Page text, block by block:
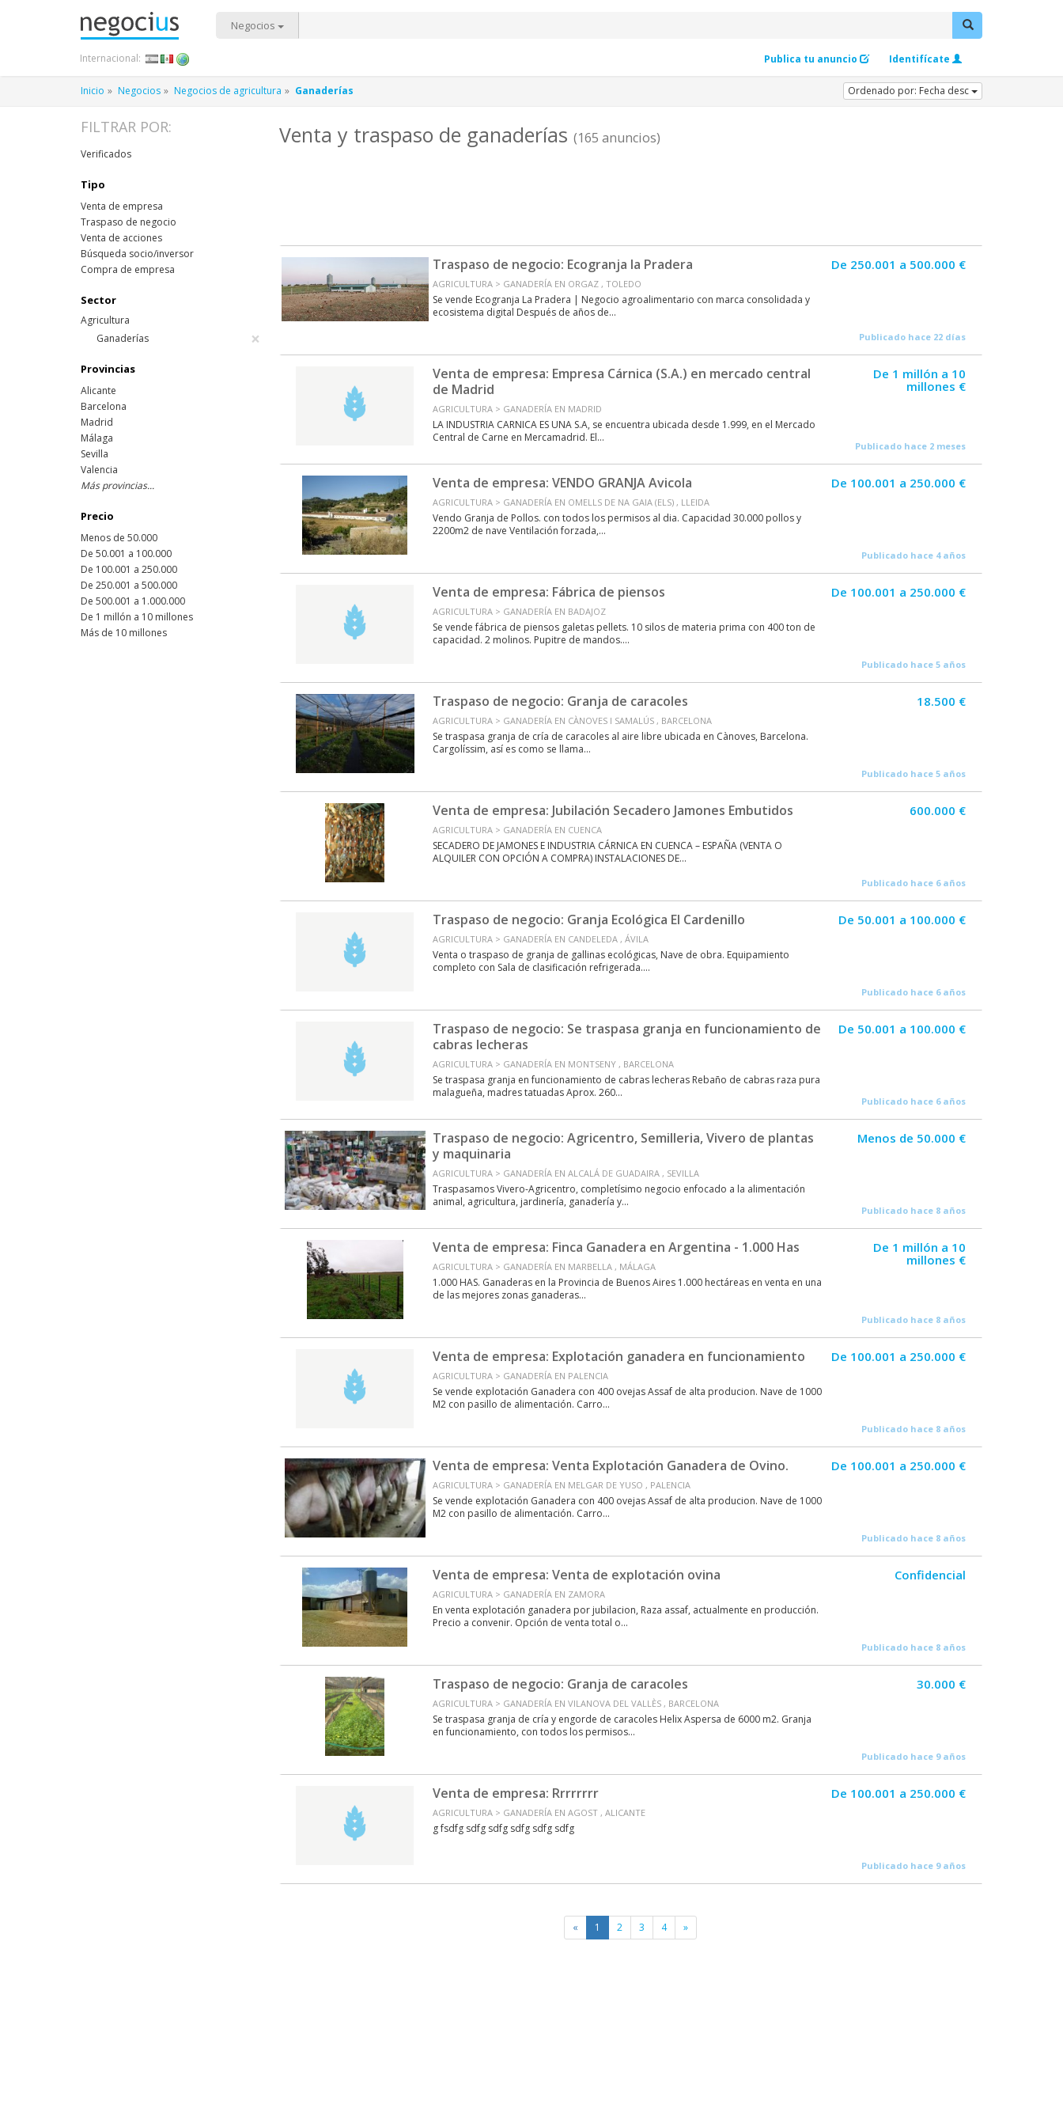
Negocios
Publica tu anuncio Identifícate
Internacional:
Inicio Negocios Negocios de agricultura Ganaderías Ordenado por: Fecha desc
Venta y traspaso de ganaderías (165 anuncios)
Traspaso de negocio: Ecogranja la Pradera
AGRICULTURA > GANADERÍA EN ORGAZ , TOLEDO
Se vende Ecogranja La Pradera | Negocio agroalimentario con marca consolidada y
ecosistema digital Después de años de...
De 250.001 a 500.000 €
Publicado hace 22 días
Venta de empresa: Empresa Cárnica (S.A.) en mercado central
de Madrid
AGRICULTURA > GANADERÍA EN MADRID
LA INDUSTRIA CARNICA ES UNA S.A, se encuentra ubicada desde 1.999, en el Mercado
Central de Carne en Mercamadrid. El...
De 1 millón a 10
millones €
Publicado hace 2 meses
Venta de empresa: VENDO GRANJA Avicola
AGRICULTURA > GANADERÍA EN OMELLS DE NA GAIA (ELS) , LLEIDA
Vendo Granja de Pollos. con todos los permisos al dia. Capacidad 30.000 pollos y
2200m2 de nave Ventilación forzada,...
De 100.001 a 250.000 €
Publicado hace 4 años
Venta de empresa: Fábrica de piensos
AGRICULTURA > GANADERÍA EN BADAJOZ
Se vende fábrica de piensos galetas pellets. 10 silos de materia prima con 400 ton de
capacidad. 2 molinos. Pupitre de mandos....
De 100.001 a 250.000 €
Publicado hace 5 años
Traspaso de negocio: Granja de caracoles
AGRICULTURA > GANADERÍA EN CÀNOVES I SAMALÚS , BARCELONA
Se traspasa granja de cría de caracoles al aire libre ubicada en Cànoves, Barcelona.
Cargolíssim, así es como se llama...
18.500 €
Publicado hace 5 años
Venta de empresa: Jubilación Secadero Jamones Embutidos
AGRICULTURA > GANADERÍA EN CUENCA
SECADERO DE JAMONES E INDUSTRIA CÁRNICA EN CUENCA – ESPAÑA (VENTA O
ALQUILER CON OPCIÓN A COMPRA) INSTALACIONES DE...
600.000 €
Publicado hace 6 años
Traspaso de negocio: Granja Ecológica El Cardenillo
AGRICULTURA > GANADERÍA EN CANDELEDA , ÁVILA
Venta o traspaso de granja de gallinas ecológicas, Nave de obra. Equipamiento
completo con Sala de clasificación refrigerada....
De 50.001 a 100.000 €
Publicado hace 6 años
Traspaso de negocio: Se traspasa granja en funcionamiento de
cabras lecheras
AGRICULTURA > GANADERÍA EN MONTSENY , BARCELONA
Se traspasa granja en funcionamiento de cabras lecheras Rebaño de cabras raza pura
malagueña, madres tatuadas Aprox. 260...
De 50.001 a 100.000 €
Publicado hace 6 años
Traspaso de negocio: Agricentro, Semilleria, Vivero de plantas
y maquinaria
AGRICULTURA > GANADERÍA EN ALCALÁ DE GUADAIRA , SEVILLA
Traspasamos Vivero-Agricentro, completísimo negocio enfocado a la alimentación
animal, agricultura, jardinería, ganadería y...
Menos de 50.000 €
Publicado hace 8 años
Venta de empresa: Finca Ganadera en Argentina - 1.000 Has
AGRICULTURA > GANADERÍA EN MARBELLA , MÁLAGA
1.000 HAS. Ganaderas en la Provincia de Buenos Aires 1.000 hectáreas en venta en una
de las mejores zonas ganaderas...
De 1 millón a 10
millones €
Publicado hace 8 años
Venta de empresa: Explotación ganadera en funcionamiento
AGRICULTURA > GANADERÍA EN PALENCIA
Se vende explotación Ganadera con 400 ovejas Assaf de alta producion. Nave de 1000
M2 con pasillo de alimentación. Carro...
De 100.001 a 250.000 €
Publicado hace 8 años
Venta de empresa: Venta Explotación Ganadera de Ovino.
AGRICULTURA > GANADERÍA EN MELGAR DE YUSO , PALENCIA
Se vende explotación Ganadera con 400 ovejas Assaf de alta producion. Nave de 1000
M2 con pasillo de alimentación. Carro...
De 100.001 a 250.000 €
Publicado hace 8 años
Venta de empresa: Venta de explotación ovina
AGRICULTURA > GANADERÍA EN ZAMORA
En venta explotación ganadera por jubilacion, Raza assaf, actualmente en producción.
Precio a convenir. Opción de venta total o...
Confidencial
Publicado hace 8 años
Traspaso de negocio: Granja de caracoles
AGRICULTURA > GANADERÍA EN VILANOVA DEL VALLÈS , BARCELONA
Se traspasa granja de cría y engorde de caracoles Helix Aspersa de 6000 m2. Granja
en funcionamiento, con todos los permisos...
30.000 €
Publicado hace 9 años
Venta de empresa: Rrrrrrrr
AGRICULTURA > GANADERÍA EN AGOST , ALICANTE
g fsdfg sdfg sdfg sdfg sdfg sdfg
De 100.001 a 250.000 €
Publicado hace 9 años
« 1 2 3 4 »
FILTRAR POR:
Verificados
Tipo
Venta de empresa
Traspaso de negocio
Venta de acciones
Búsqueda socio/inversor
Compra de empresa
Sector
Agricultura
Ganaderías
×
Provincias
Alicante
Barcelona
Madrid
Málaga
Sevilla
Valencia
Más provincias...
Precio
Menos de 50.000
De 50.001 a 100.000
De 100.001 a 250.000
De 250.001 a 500.000
De 500.001 a 1.000.000
De 1 millón a 10 millones
Más de 10 millones